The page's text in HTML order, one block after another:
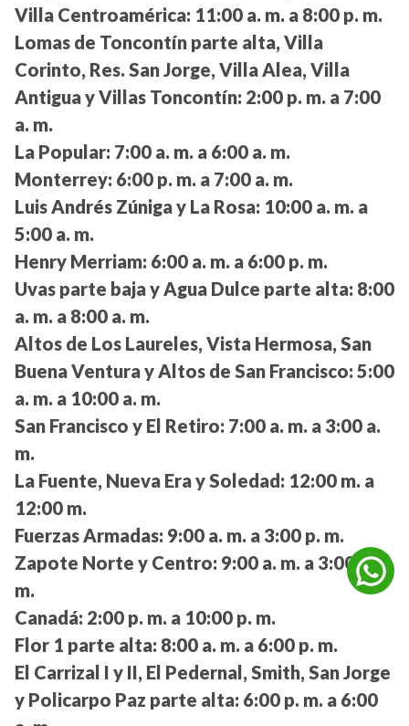
Villa Centroamérica: 11:00 a. m. a 8:00 p. m.
Lomas de Toncontín parte alta, Villa
Corinto, Res. San Jorge, Villa Alea, Villa
Antigua y Villas Toncontín: 2:00 p. m. a 7:00
a. m.
La Popular: 7:00 a. m. a 6:00 a. m.
Monterrey: 6:00 p. m. a 7:00 a. m.
Luis Andrés Zúniga y La Rosa: 10:00 a. m. a
5:00 a. m.
Henry Merriam: 6:00 a. m. a 6:00 p. m.
Uvas parte baja y Agua Dulce parte alta: 8:00
a. m. a 8:00 a. m.
Altos de Los Laureles, Vista Hermosa, San
Buena Ventura y Altos de San Francisco: 5:00
a. m. a 10:00 a. m.
San Francisco y El Retiro: 7:00 a. m. a 3:00 a.
m.
La Fuente, Nueva Era y Soledad: 12:00 m. a
12:00 m.
Fuerzas Armadas: 9:00 a. m. a 3:00 p. m.
Zapote Norte y Centro: 9:00 a. m. a 3:00 p.
m.
Canadá: 2:00 p. m. a 10:00 p. m.
Flor 1 parte alta: 8:00 a. m. a 6:00 p. m.
El Carrizal I y II, El Pedernal, Smith, San Jorge
y Policarpo Paz parte alta: 6:00 p. m. a 6:00